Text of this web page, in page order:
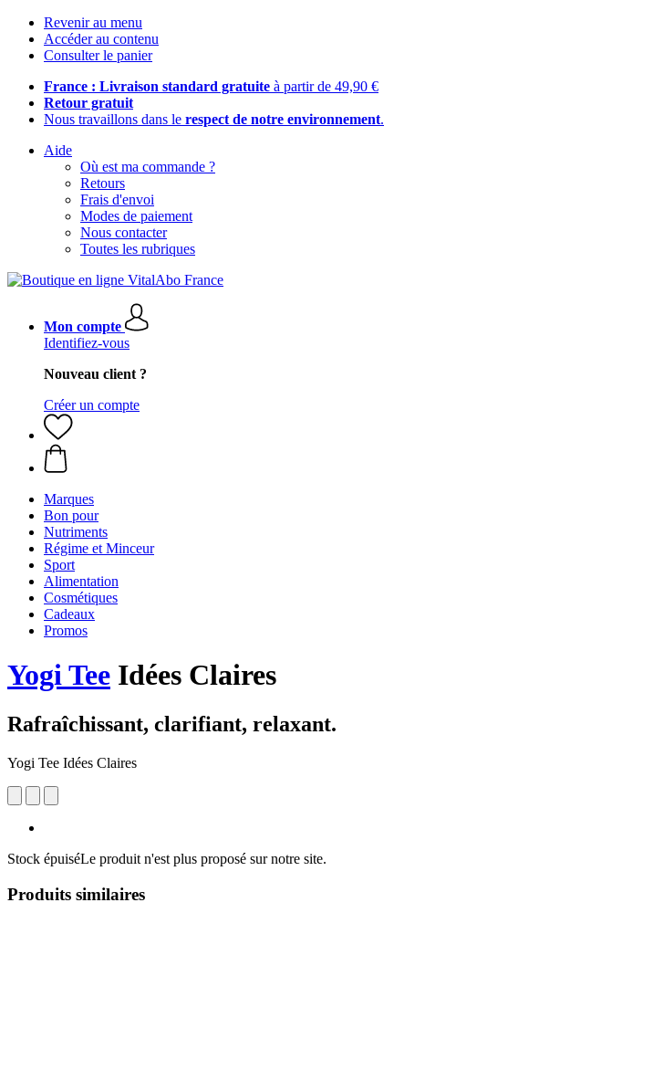
Revenir au menu
Accéder au contenu
Consulter le panier
France : Livraison standard gratuite à partir de 49,90 €
Retour gratuit
Nous travaillons dans le respect de notre environnement.
Aide
Où est ma commande ?
Retours
Frais d'envoi
Modes de paiement
Nous contacter
Toutes les rubriques
Mon compte
Identifiez-vous
Nouveau client ?
Créer un compte
Marques
Bon pour
Nutriments
Régime et Minceur
Sport
Alimentation
Cosmétiques
Cadeaux
Promos
Yogi Tee Idées Claires
Rafraîchissant, clarifiant, relaxant.
Yogi Tee Idées Claires
Stock épuiséLe produit n'est plus proposé sur notre site.
Produits similaires